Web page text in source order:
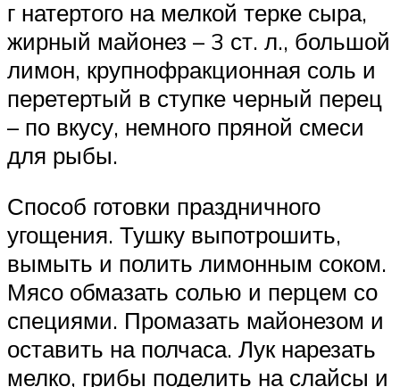
г натертого на мелкой терке сыра,
жирный майонез – 3 ст. л., большой
лимон, крупнофракционная соль и
перетертый в ступке черный перец
– по вкусу, немного пряной смеси
для рыбы.
Способ готовки праздничного
угощения. Тушку выпотрошить,
вымыть и полить лимонным соком.
Мясо обмазать солью и перцем со
специями. Промазать майонезом и
оставить на полчаса. Лук нарезать
мелко, грибы поделить на слайсы и